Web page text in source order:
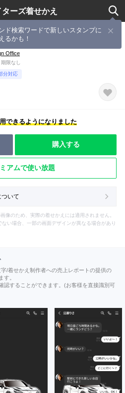
ーズ着せかえ
ド検索ワードで新しいスタンプに
るかも！
car Part 13
Office
限なし
分対応
できるようになりました
購入する
アムで使い放題
いて
像のため、実際の着せかえには適用されません。
い場合、一部の画面デザインが異なる場合があり
/着せかえ制作者への売上レポートの提供の
す。
認することができます。(お客様を直接識別可